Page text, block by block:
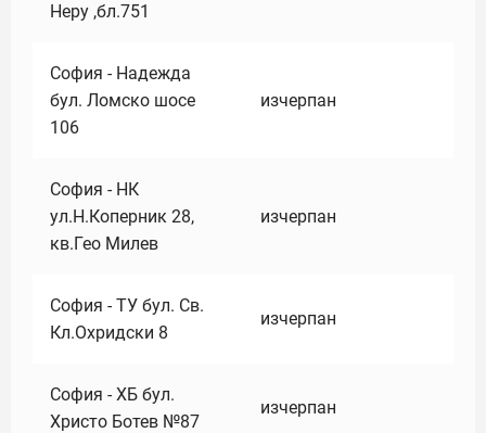
Неру ,бл.751
София - Надежда
бул. Ломско шосе
106
изчерпан
София - НК
ул.Н.Коперник 28,
кв.Гео Милев
изчерпан
София - ТУ бул. Св.
Кл.Охридски 8
изчерпан
София - ХБ бул.
Христо Ботев №87
изчерпан